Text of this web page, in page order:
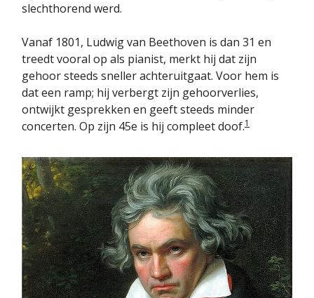
slechthorend werd.
Vanaf 1801, Ludwig van Beethoven is dan 31 en
treedt vooral op als pianist, merkt hij dat zijn
gehoor steeds sneller achteruitgaat. Voor hem is
dat een ramp; hij verbergt zijn gehoorverlies,
ontwijkt gesprekken en geeft steeds minder
concerten. Op zijn 45e is hij compleet doof.1